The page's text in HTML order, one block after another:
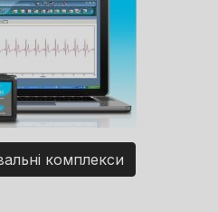
комплекси